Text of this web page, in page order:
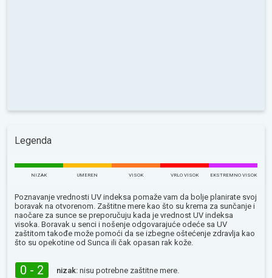
Legenda
NIZAK UMEREN VISOK VRLO VISOK EKSTREMNO VISOK
Poznavanje vrednosti UV indeksa pomaže vam da bolje planirate svoj
boravak na otvorenom. Zaštitne mere kao što su krema za sunčanje i
naočare za sunce se preporučuju kada je vrednost UV indeksa
visoka. Boravak u senci i nošenje odgovarajuće odeće sa UV
zaštitom takođe može pomoći da se izbegne oštećenje zdravlja kao
što su opekotine od Sunca ili čak opasan rak kože.
0 - 2 nizak: nisu potrebne zaštitne mere.